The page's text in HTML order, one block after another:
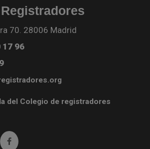
70. 28006 Madrid
17 96
del Colegio de registradores
Ir a facebook (abre en ventana nueva)